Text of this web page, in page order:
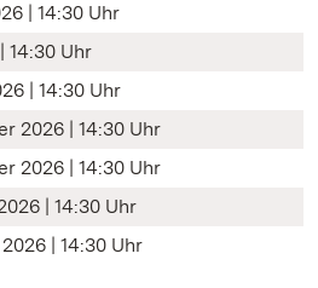
| 14:30 Uhr
14:30 Uhr
| 14:30 Uhr
2026 | 14:30 Uhr
2026 | 14:30 Uhr
| 14:30 Uhr
| 14:30 Uhr